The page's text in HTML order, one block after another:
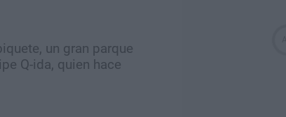
un gran parque
Q-ida, quien hace